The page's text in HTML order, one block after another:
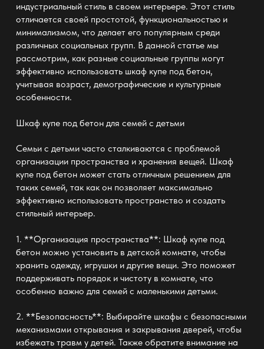
индустриальный стиль в своем интерьере. Этот стиль
отличается своей простотой, функциональностью и
минимализмом, что делает его популярным среди
различных социальных групп. В данной статье мы
рассмотрим, как разные социальные группы могут
эффективно использовать шкаф купе под бетон,
учитывая возраст, демографические и культурные
особенности.
Шкаф купе под бетондля семей с детьми
Семьи с детьми часто сталкиваются с проблемой
организации пространства и хранения вещей. Шкаф
купе под бетон может стать отличным решением для
таких семей, так как он позволяет максимально
эффективно использовать пространство и создать
стильный интерьер.
1. **Организация пространства**: Шкаф купе под
бетон можно установить в детской комнате, чтобы
хранить одежду, игрушки и другие вещи. Это поможет
поддерживать порядок и чистоту в комнате, что
особенно важно для семей с маленькими детьми.
2. **Безопасность**: Выбирайте шкафы с безопасными
механизмами открывания и закрывания дверей, чтобы
избежать травм у детей. Также обратите внимание на